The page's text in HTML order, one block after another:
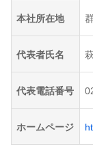
本社所在地
代表者氏名
代表電話番号
ホームページ